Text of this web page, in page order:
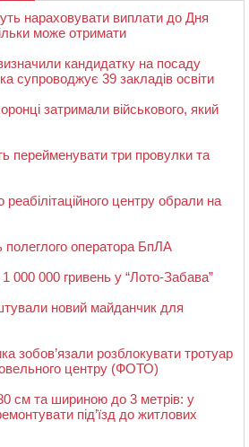
нараховувати виплати до Дня
може отримати
кандидатку на посаду
супроводжує 39 закладів освіти
затримали військового, який
перейменувати три провулки та
реабілітаційного центру обрали на
оператора БпЛА
000 000 гривень у “Лото-Забава”
новий майданчик для
зобов’язали розблокувати тротуар
центру (ФОТО)
см та шириною до 3 метрів: у
під’їзд до житлових